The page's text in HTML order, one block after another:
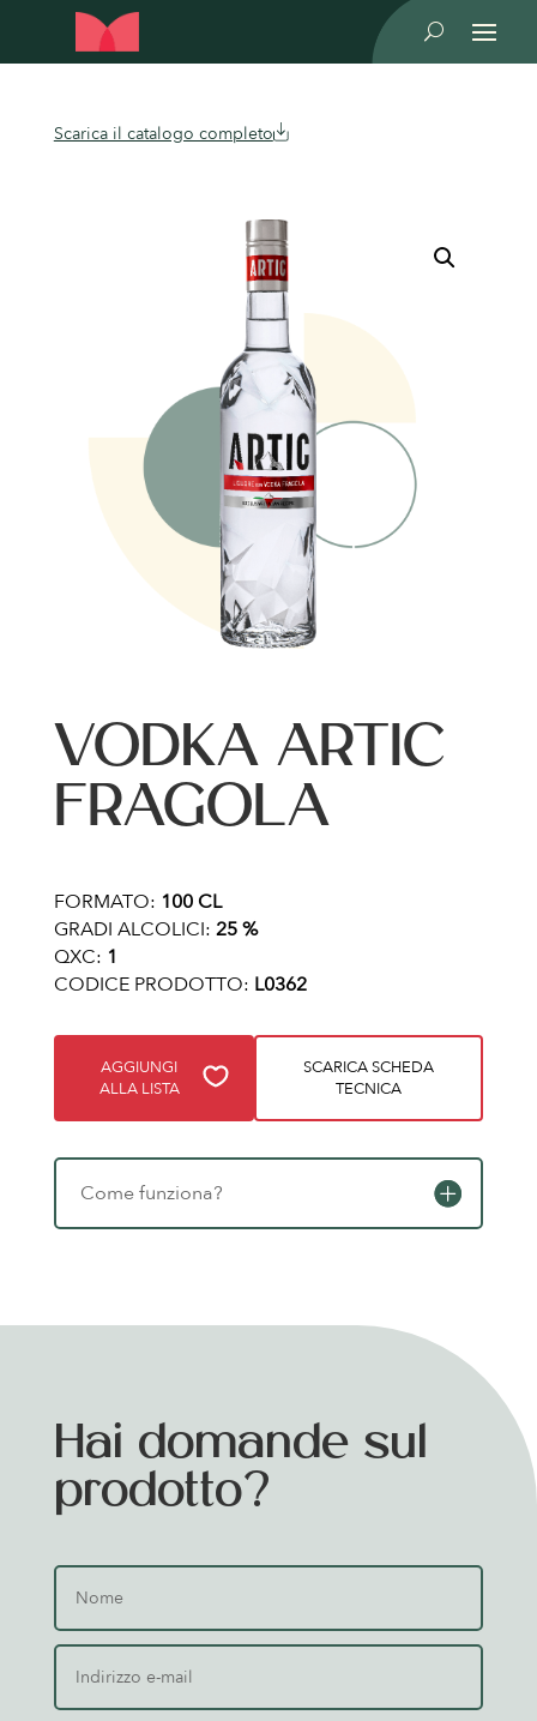
U
Scarica il catalogo completo
VODKA ARTIC
FRAGOLA
FORMATO: 100 CL
GRADI ALCOLICI: 25 %
QXC: 1
CODICE PRODOTTO: L0362
AGGIUNGI
ALLA LISTA
SCARICA SCHEDA
TECNICA
Come funziona?
Hai domande sul
prodotto?